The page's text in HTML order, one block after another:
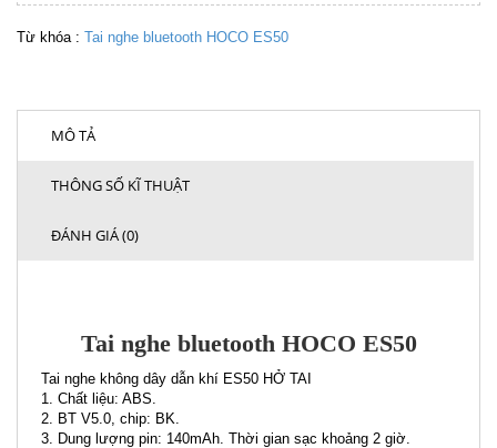
Từ khóa : Tai nghe bluetooth HOCO ES50
MÔ TẢ
THÔNG SỐ KĨ THUẬT
ĐÁNH GIÁ (0)
Tai nghe bluetooth HOCO ES50
Tai nghe không dây dẫn khí ES50 HỞ TAI
1. Chất liệu: ABS.
2. BT V5.0, chip: BK.
3. Dung lượng pin: 140mAh. Thời gian sạc khoảng 2 giờ.